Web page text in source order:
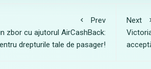
Prev
zbor cu ajutorul AirCashBack:
drepturile tale de pasager!
Next